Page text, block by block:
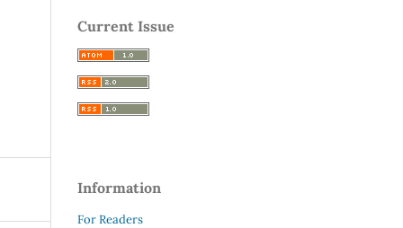
Current Issue
Information
For Readers